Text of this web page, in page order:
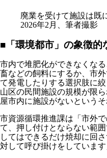
廃業を受けて施設は既
2026年2月、筆者撮影
■「環境都市」の象徴的
市内で堆肥化ができなくな
畜などの飼料にするか、市
て発電したりする選択肢に
山区の民間施設の規模が限
屋市内に施設がないという
市資源循環推進課は「市外
て、押し付けとならない範
してはできるだけ焼却に回
対して呼び掛けをしています